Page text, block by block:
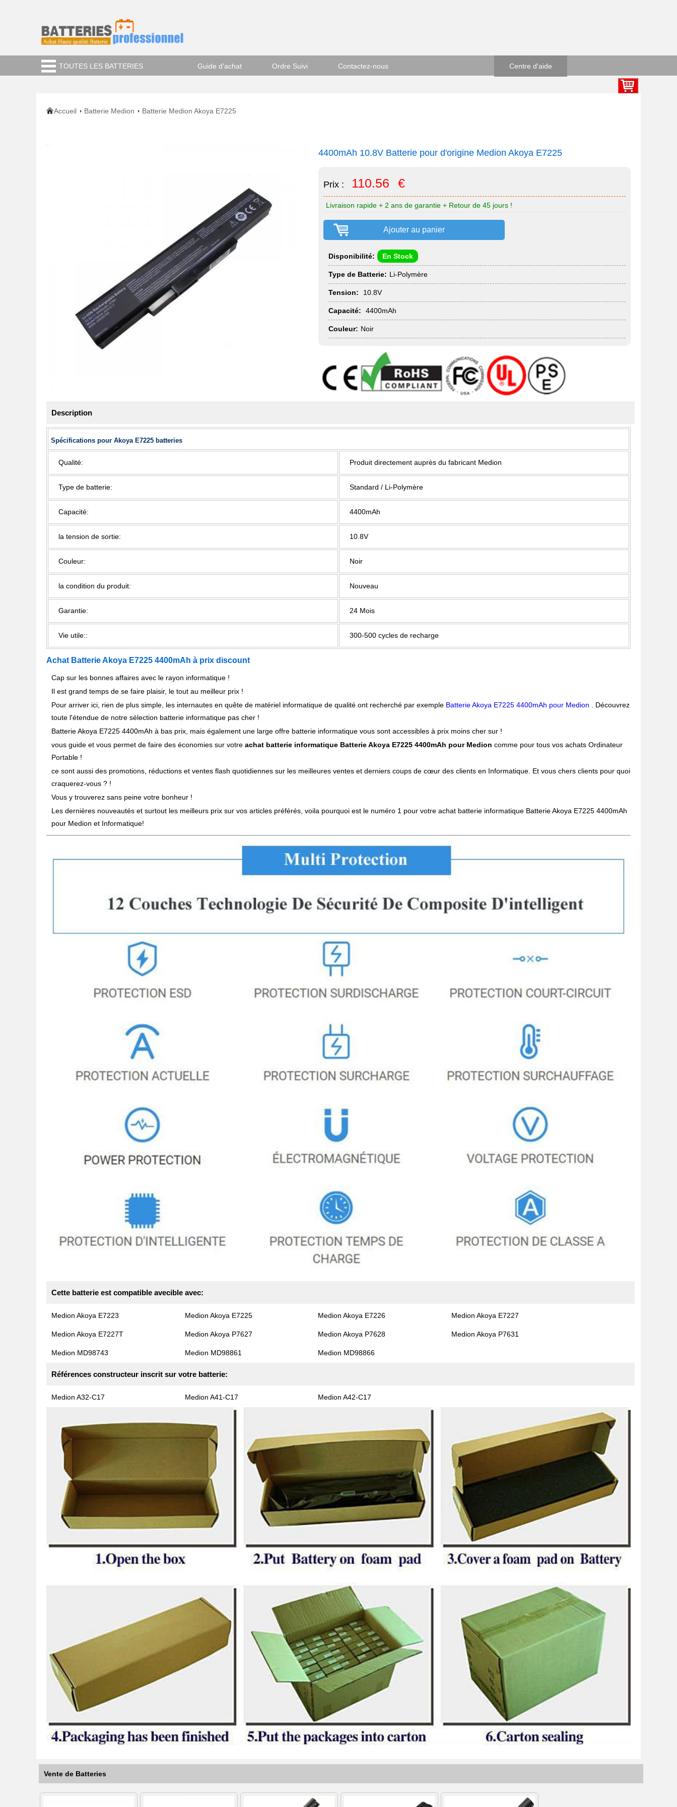
Accueil Batterie Medion Batterie Medion Akoya E7225
4400mAh 10.8V Batterie pour d'origine Medion Akoya E7225
Prix : 110.56 €
Livraison rapide + 2 ans de garantie + Retour de 45 jours !
Ajouter au panier
Disponibilité: En Stock
Type de Batterie: Li-Polymère
Tension: 10.8V
Capacité: 4400mAh
Couleur: Noir
Description
Spécifications pour Akoya E7225 batteries
Qualité: Produit directement auprès du fabricant Medion
Type de batterie: Standard / Li-Polymère
Capacité: 4400mAh
la tension de sortie: 10.8V
Couleur: Noir
la condition du produit: Nouveau
Garantie: 24 Mois
Vie utile:: 300-500 cycles de recharge
Achat Batterie Akoya E7225 4400mAh à prix discount
Cap sur les bonnes affaires avec le rayon informatique !
Il est grand temps de se faire plaisir, le tout au meilleur prix !
Pour arriver ici, rien de plus simple, les internautes en quête de matériel informatique de qualité ont recherché par exemple Batterie Akoya E7225 4400mAh pour Medion . Découvrez
toute l'étendue de notre sélection batterie informatique pas cher !
Batterie Akoya E7225 4400mAh à bas prix, mais également une large offre batterie informatique vous sont accessibles à prix moins cher sur !
vous guide et vous permet de faire des économies sur votre achat batterie informatique Batterie Akoya E7225 4400mAh pour Medion comme pour tous vos achats Ordinateur
Portable !
ce sont aussi des promotions, réductions et ventes flash quotidiennes sur les meilleures ventes et derniers coups de cœur des clients en Informatique. Et vous chers clients pour quoi
craquerez-vous ? !
Vous y trouverez sans peine votre bonheur !
Les dernières nouveautés et surtout les meilleurs prix sur vos articles préférés, voila pourquoi est le numéro 1 pour votre achat batterie informatique Batterie Akoya E7225 4400mAh
pour Medion et Informatique!
Cette batterie est compatible avecible avec:
Medion Akoya E7223 Medion Akoya E7225 Medion Akoya E7226 Medion Akoya E7227
Medion Akoya E7227T Medion Akoya P7627 Medion Akoya P7628 Medion Akoya P7631
Medion MD98743 Medion MD98861 Medion MD98866
Références constructeur inscrit sur votre batterie:
Medion A32-C17 Medion A41-C17 Medion A42-C17
Vente de Batteries
TOUTES LES BATTERIES Guide d'achat Ordre Suivi Contactez-nous Centre d'aide